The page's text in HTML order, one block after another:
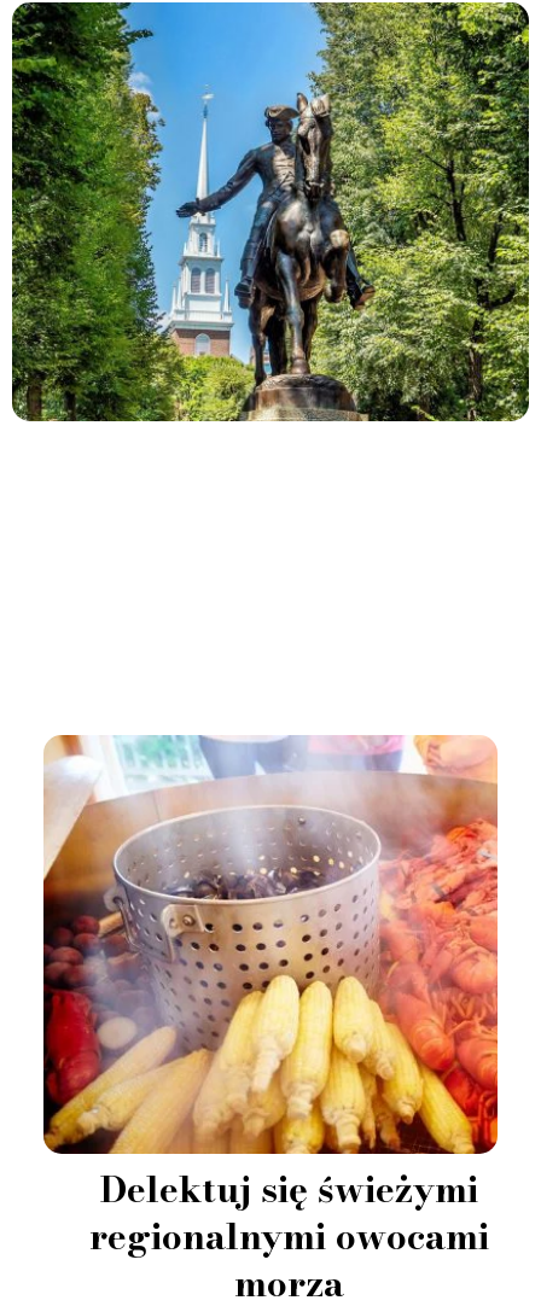
Delektuj się świeżymi
regionalnymi owocami
morza